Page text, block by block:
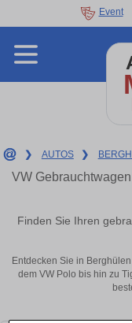
Event
❯ AUTOS ❯
VW
Finden Sie Ihren
Entdecken Sie in
dem VW Polo bis hin zu